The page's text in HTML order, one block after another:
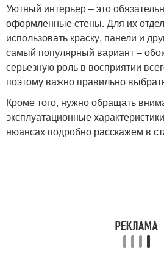
Уютный интерьер – это
оформленные стены. Для их
использовать краску, панели и
самый популярный вариант –
серьезную роль в восприятии
поэтому важно правильно
Кроме того, нужно обращать
эксплуатационные
нюансах подробно расскажем в